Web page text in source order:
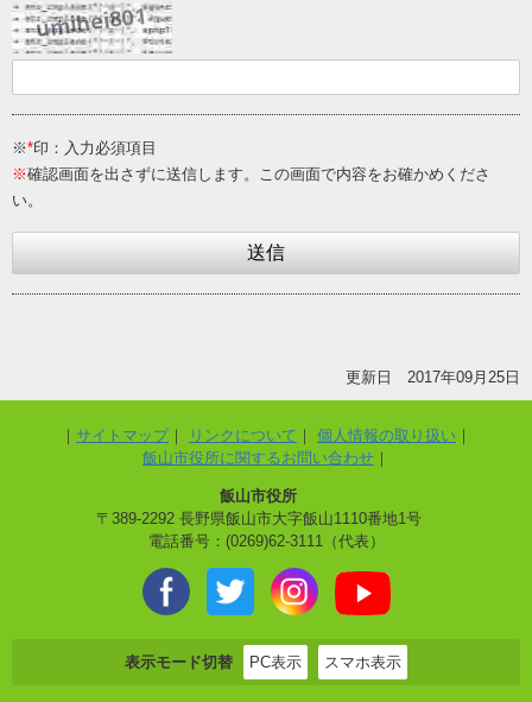
※*印：入力必須項目
※確認画面を出さずに送信します。この画面で内容をお確かめくださ
い。
更新日 2017年09月25日
サイトマップ リンクについて
個人情報の取り扱い
飯山市役所に関するお問い合わせ
飯山市役所
〒389-2292 長野県飯山市大字飯山1110番地1号
電話番号：(0269)62-3111（代表）
表示モード切替 PC表示 スマホ表示